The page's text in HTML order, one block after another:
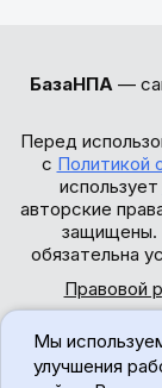
БазаНПА —
Перед
с Политикой
использует
авторские
защищены.
обязательна
Правовой
Мы
улучшения